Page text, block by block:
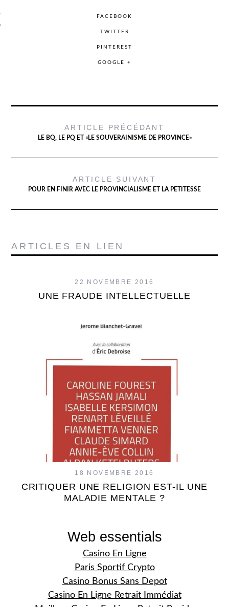
FACEBOOK
TWITTER
PINTEREST
GOOGLE +
ARTICLE PRÉCÉDANT
LE BQ, LE PQ ET «LE SOUVERAINISME DE PROVINCE»
ARTICLE SUIVANT
POUR EN FINIR AVEC LE PROVINCIALISME ET LA PETITESSE
ARTICLES EN LIEN
22 NOVEMBRE 2016
UNE FRAUDE INTELLECTUELLE
18 NOVEMBRE 2016
CRITIQUER UNE RELIGION EST-IL UNE
MALADIE MENTALE ?
Web essentials
Casino En Ligne
Paris Sportif Crypto
Casino Bonus Sans Depot
Casino En Ligne Retrait Immédiat